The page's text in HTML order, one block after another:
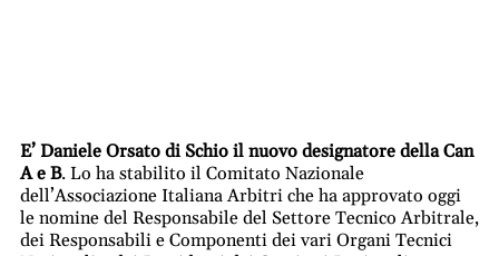
E’ Daniele Orsato di Schio il nuovo designatore della Can
A e B. Lo ha stabilito il Comitato Nazionale
dell’Associazione Italiana Arbitri che ha approvato oggi
le nomine del Responsabile del Settore Tecnico Arbitrale,
dei Responsabili e Componenti dei vari Organi Tecnici